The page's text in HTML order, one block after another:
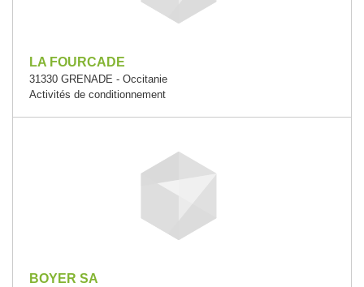
LA FOURCADE
31330 GRENADE - Occitanie
Activités de conditionnement
BOYER SA